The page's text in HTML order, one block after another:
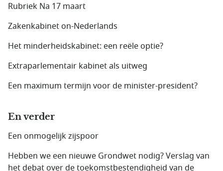
Rubriek Na 17 maart
Zakenkabinet on-Nederlands
Het minderheidskabinet: een reële optie?
Extraparlementair kabinet als uitweg
Een maximum termijn voor de minister-president?
En verder
Een onmogelijk zijspoor
Hebben we een nieuwe Grondwet nodig? Verslag van
het debat over de toekomstbestendigheid van de